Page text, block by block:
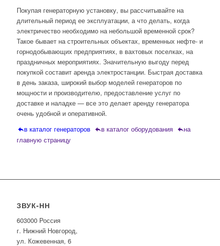
Покупая генераторную установку, вы рассчитывайте на
длительный период ее эксплуатации, а что делать, когда
электричество необходимо на небольшой временной срок?
Такое бывает на строительных объектах, временных нефте- и
горнодобывающих предприятиях, в вахтовых поселках, на
праздничных мероприятиях. Значительную выгоду перед
покупкой составит аренда электростанции. Быстрая доставка
в день заказа, широкий выбор моделей генераторов по
мощности и производителю, предоставление услуг по
доставке и наладке — все это делает аренду генератора
очень удобной и оперативной.
в каталог генераторов
в каталог оборудования
на
главную страницу
ЗВУК-НН
603000 Россия
г. Нижний Новгород,
ул. Кожевенная, 6